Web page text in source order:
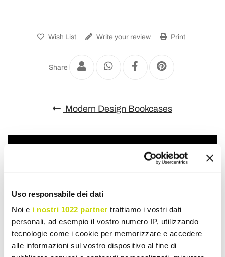
Uso responsabile dei dati
Noi e i nostri 1022 partner trattiamo i vostri dati
personali, ad esempio il vostro numero IP, utilizzando
tecnologie come i cookie per memorizzare e accedere
alle informazioni sul vostro dispositivo al fine di
Wish List Write your review Print
Share
Modern Design Bookcases